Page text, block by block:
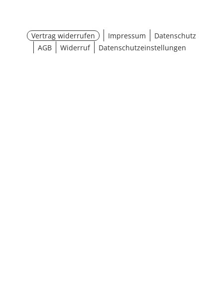
Vertrag widerrufen Impressum
Datenschutz
AGB
Widerruf Datenschutzeinstellungen